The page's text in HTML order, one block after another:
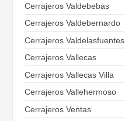
Cerrajeros Valdebebas
Cerrajeros Valdebernardo
Cerrajeros Valdelasfuentes
Cerrajeros Vallecas
Cerrajeros Vallecas Villa
Cerrajeros Vallehermoso
Cerrajeros Ventas